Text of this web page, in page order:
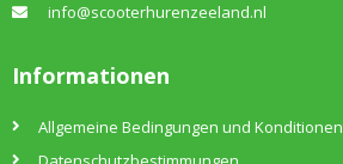
info@scooterhurenzeeland.nl
Informationen
Allgemeine Bedingungen und Konditionen